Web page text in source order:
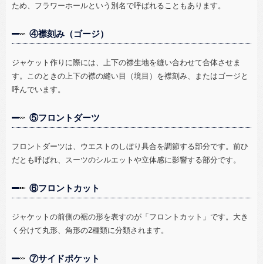
ため、フラワーホールという別名で呼ばれることもあります。
④襟刻み（ゴージ）
ジャケット作りに際には、上下の襟生地を縫い合わせて合体させま
す。このときの上下の襟の縫い目（境目）を襟刻み、またはゴージと
呼んでいます。
⑤フロントダーツ
フロントダーツは、ウエストのしぼり具合を調節する部分です。前ひ
だとも呼ばれ、スーツのシルエットや立体感に影響する部分です。
⑥フロントカット
ジャケットの前側の裾の形を表すのが「フロントカット」です。大き
く分けて丸形、角形の2種類に分類されます。
⑦サイドポケット